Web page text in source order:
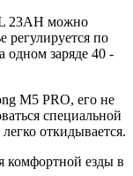
23AH можно
регулируется по
одном заряде 40 -
M5 PRO, его не
специальной
откидывается.
комфортной езды в